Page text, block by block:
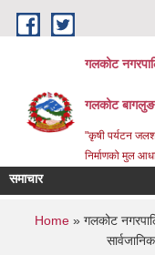
Skip to main content
गलकोट
गलकोट बागलुङ
"कृषी पर्यटन
निर्माणको मुल
समाचार
You are
Home» गलकोट